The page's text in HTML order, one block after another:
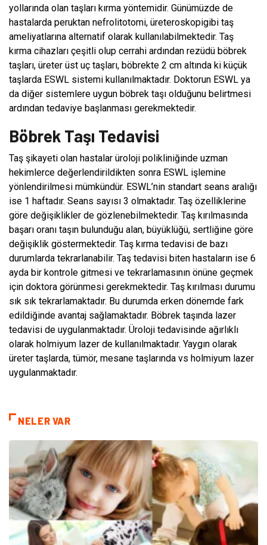
yollarında olan taşları kırma yöntemidir. Günümüzde de
hastalarda peruktan nefrolitotomi, üreteroskopigibi taş
ameliyatlarına alternatif olarak kullanılabilmektedir. Taş
kırma cihazları çeşitli olup cerrahi ardından rezüdü böbrek
taşları, üreter üst uç taşları, böbrekte 2 cm altında ki küçük
taşlarda ESWL sistemi kullanılmaktadır. Doktorun ESWL ya
da diğer sistemlere uygun böbrek taşı olduğunu belirtmesi
ardından tedaviye başlanması gerekmektedir.
Böbrek Taşı Tedavisi
Taş şikayeti olan hastalar üroloji polikliniğinde uzman
hekimlerce değerlendirildikten sonra ESWL işlemine
yönlendirilmesi mümkündür. ESWL’nin standart seans aralığı
ise 1 haftadır. Seans sayısı 3 olmaktadır. Taş özelliklerine
göre değişiklikler de gözlenebilmektedir. Taş kırılmasında
başarı oranı taşın bulunduğu alan, büyüklüğü, sertliğine göre
değişiklik göstermektedir. Taş kırma tedavisi de bazı
durumlarda tekrarlanabilir. Taş tedavisi biten hastaların ise 6
ayda bir kontrole gitmesi ve tekrarlamasının önüne geçmek
için doktora görünmesi gerekmektedir. Taş kırılması durumu
sık sık tekrarlamaktadır. Bu durumda erken dönemde fark
edildiğinde avantaj sağlamaktadır. Böbrek taşında lazer
tedavisi de uygulanmaktadır. Üroloji tedavisinde ağırlıklı
olarak holmiyum lazer de kullanılmaktadır. Yaygın olarak
üreter taşlarda, tümör, mesane taşlarında vs holmiyum lazer
uygulanmaktadır.
NELER VAR